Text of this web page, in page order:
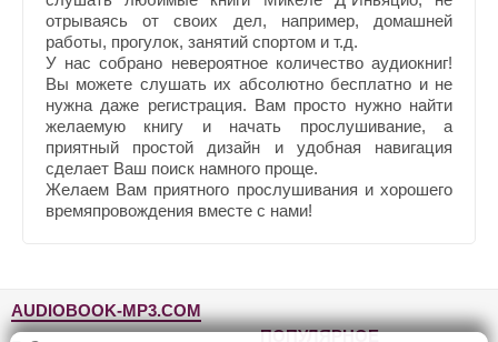
отрываясь от своих дел, например, домашней
работы, прогулок, занятий спортом и т.д.
У нас собрано невероятное количество аудиокниг!
Вы можете слушать их абсолютно бесплатно и не
нужна даже регистрация. Вам просто нужно найти
желаемую книгу и начать прослушивание, а
приятный простой дизайн и удобная навигация
сделает Ваш поиск намного проще.
Желаем Вам приятного прослушивания и хорошего
времяпровождения вместе с нами!
AUDIOBOOK-MP3.COM
ПОПУЛЯРНОЕ